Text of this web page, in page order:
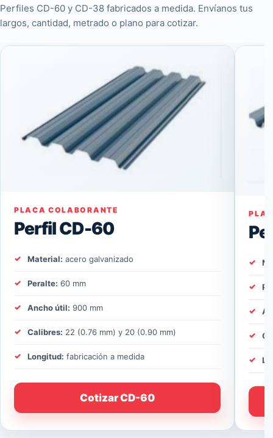
Perfiles CD-60 y CD-38 fabricados a medida. Envíanos tus
largos, cantidad, metrado o plano para cotizar.
PLACA COLABORANTE
Perfil CD-60
Material: acero galvanizado
Peralte: 60 mm
Ancho útil: 900 mm
Calibres: 22 (0.76 mm) y 20 (0.90 mm)
Longitud: fabricación a medida
Cotizar CD-60